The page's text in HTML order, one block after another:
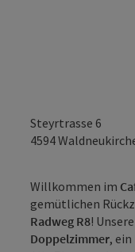
Steyrtrasse 6
4594
Willkommen im
gemütlichen
Radweg R8!
Doppelzimmer, ein